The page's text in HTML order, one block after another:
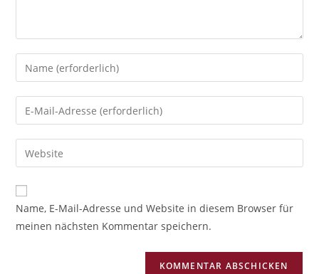
Name, E-Mail-Adresse und Website in diesem Browser für
meinen nächsten Kommentar speichern.